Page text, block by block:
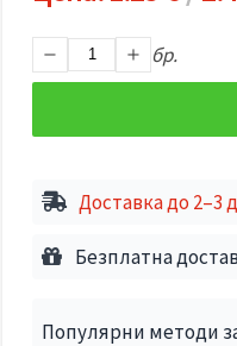
натиснеш
"Приеми
всички!"
предпочитанията
избереш
"бисквитки"
"Запази"
бр.
Доставка до 2–3
Безплатна
Популярни методи